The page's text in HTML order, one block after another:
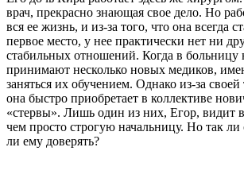
врач, прекрасно знающая свое дело. Но
вся ее жизнь, и из-за того, что она всегда
первое место, у нее практически нет ни
стабильных отношений. Когда в больницу
принимают несколько новых медиков,
заняться их обучением. Однако из-за своей
она быстро приобретает в коллективе
«стервы». Лишь один из них, Егор, видит
чем просто строгую начальницу. Но так ли
ли ему доверять?